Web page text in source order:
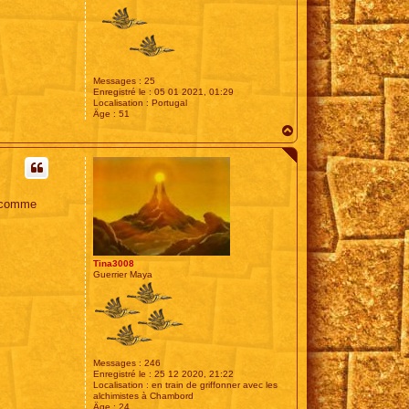
Messages : 25
Enregistré le : 05 01 2021, 01:29
Localisation : Portugal
Âge : 51
a
u
Tina3008
Guerrier Maya
Messages : 246
Enregistré le : 25 12 2020, 21:22
Localisation : en train de griffonner avec les
alchimistes à Chambord
Âge : 24